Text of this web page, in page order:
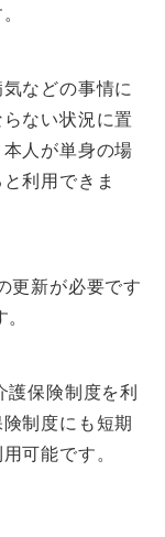
などの事情に
ない状況に置
人が単身の場
利用できま
更新が必要です
護保険制度を利
制度にも短期
可能です。